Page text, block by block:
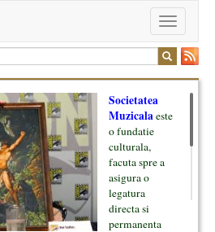
Toggle
navigation
Societatea
Muzicalaeste
o fundatie
culturala,
facuta spre a
asigura o
legatura
directa si
permanenta